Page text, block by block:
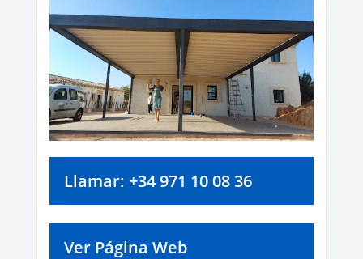
Llamar: +34 971 10 08 36
Ver Página Web